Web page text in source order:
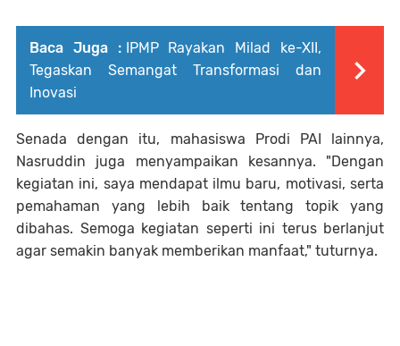
Baca Juga : IPMP Rayakan Milad ke-XII,
Tegaskan Semangat Transformasi dan
Inovasi
Senada dengan itu, mahasiswa Prodi PAI lainnya,
Nasruddin juga menyampaikan kesannya. "Dengan
kegiatan ini, saya mendapat ilmu baru, motivasi, serta
pemahaman yang lebih baik tentang topik yang
dibahas. Semoga kegiatan seperti ini terus berlanjut
agar semakin banyak memberikan manfaat," tuturnya.